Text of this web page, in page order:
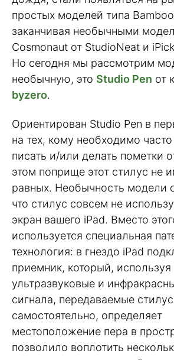
простых моделей типа
заканчивая необычными
Cosmonaut от StudioNeat и
Но сегодня мы рассмотрим
необычную, это Studio Pen от
byzero.
Ориентирован Studio Pen в
на тех, кому необходимо
писать и/или делать пометки
этом поприще этот стилус не
равных. Необычность модели
что стилус совсем не
экран вашего iPad. Вместо
используется специальная
технология: в гнездо iPad
приемник, который, используя
ультразвуковые и
сигнала, передаваемые
самостоятельно, определяет
местоположение пера в
позволило воплотить